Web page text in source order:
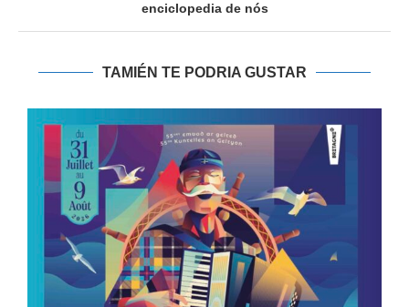
enciclopedia de nós
TAMIÉN TE PODRIA GUSTAR